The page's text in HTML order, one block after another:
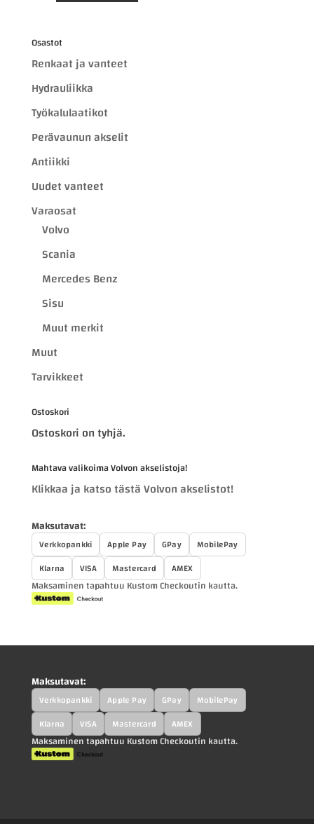
Osastot
Renkaat ja vanteet
Hydrauliikka
Työkalulaatikot
Perävaunun akselit
Antiikki
Uudet vanteet
Varaosat
Volvo
Scania
Mercedes Benz
Sisu
Muut merkit
Muut
Tarvikkeet
Ostoskori
Ostoskori on tyhjä.
Mahtava valikoima Volvon akselistoja!
Klikkaa ja katso tästä Volvon akselistot!
Maksutavat:
Verkkopankki Apple Pay GPay
MobilePay
Klarna
VISA Mastercard AMEX
Maksaminen tapahtuu Kustom Checkoutin kautta.
Maksutavat:
Verkkopankki Apple Pay GPay
MobilePay
Klarna
VISA Mastercard AMEX
Maksaminen tapahtuu Kustom Checkoutin kautta.